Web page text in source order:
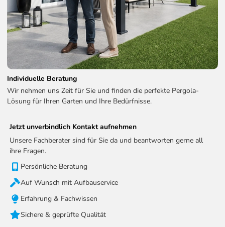
WLAN
Ja
Empfangsfrequenz (RF):
868,35 MHz
Empfangsbandbreite (RF):
200 kHz
Schutzart:
IP65
Individuelle Beratung
Wir nehmen uns Zeit für Sie und finden die perfekte Pergola-
Lösung für Ihren Garten und Ihre Bedürfnisse.
Jetzt unverbindlich Kontakt aufnehmen
Unsere Fachberater sind für Sie da und beantworten gerne all
ihre Fragen.
Persönliche Beratung
Auf Wunsch mit Aufbauservice
Erfahrung & Fachwissen
Sichere & geprüfte Qualität